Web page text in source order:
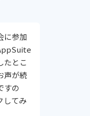
に参加
たとこ
声が続
すの
してみ